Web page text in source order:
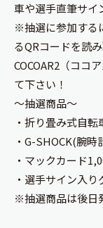
車や選手直筆サ
※抽選に参加する
るQRコードを読み
COCOAR2（ココ
て下さい！
～抽選商品～
・折り畳み式自
・G-SHOCK(腕
・マックカード
・選手サイン入
※抽選商品は後日